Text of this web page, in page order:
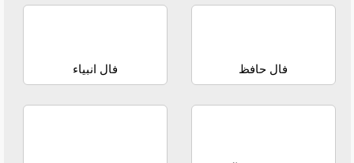
فال حافظ فال انبیاء